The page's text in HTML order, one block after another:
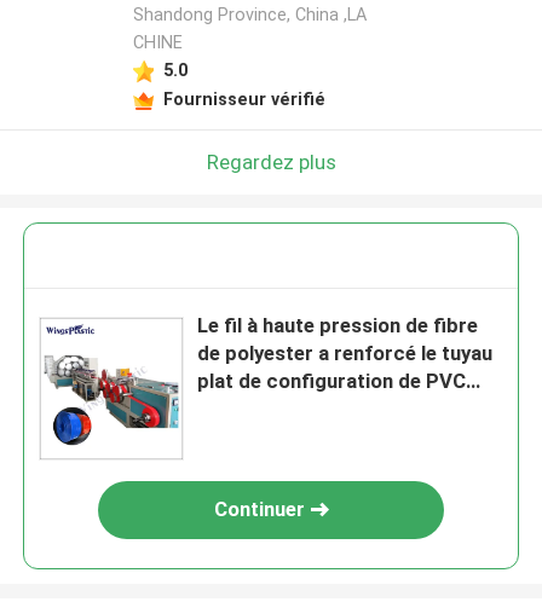
Shandong Province, China ,LA
CHINE
5.0
Fournisseur vérifié
Regardez plus
Le fil à haute pression de fibre
de polyester a renforcé le tuyau
plat de configuration de PVC
Continuer